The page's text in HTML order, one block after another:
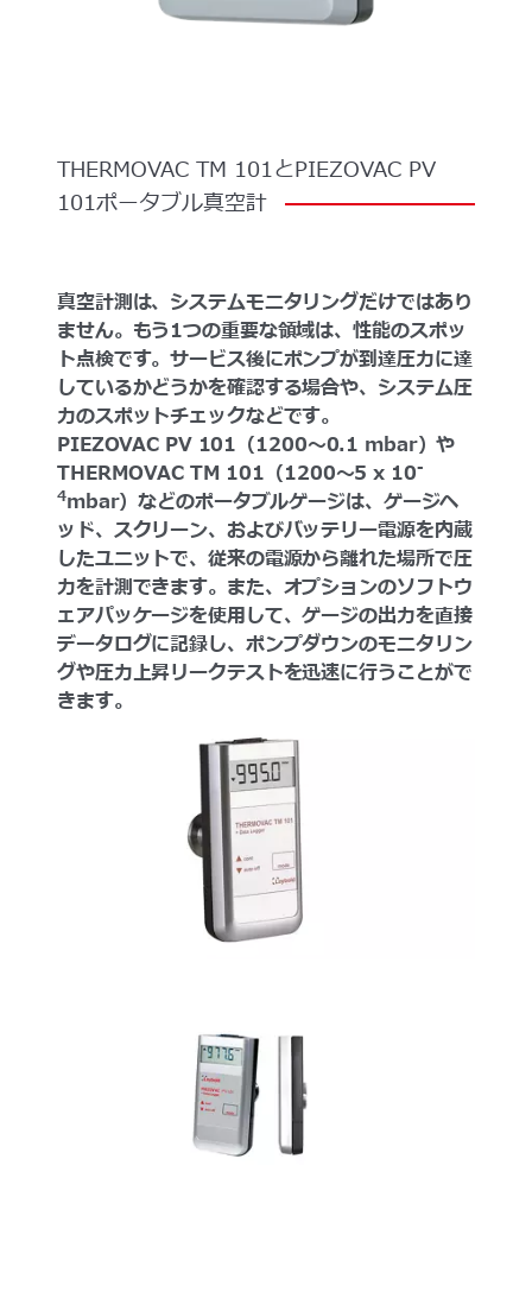
THERMOVAC TM 101とPIEZOVAC PV
101ポータブル真空計
真空計測は、システムモニタリングだけではあり
ません。もう1つの重要な領域は、性能のスポッ
ト点検です。サービス後にポンプが到達圧力に達
しているかどうかを確認する場合や、システム圧
力のスポットチェックなどです。
PIEZOVAC PV 101（1200～0.1 mbar）や
THERMOVAC TM 101（1200～5 x 10-
4mbar）などのポータブルゲージは、ゲージヘ
ッド、スクリーン、およびバッテリー電源を内蔵
したユニットで、従来の電源から離れた場所で圧
力を計測できます。また、オプションのソフトウ
ェアパッケージを使用して、ゲージの出力を直接
データログに記録し、ポンプダウンのモニタリン
グや圧力上昇リークテストを迅速に行うことがで
きます。